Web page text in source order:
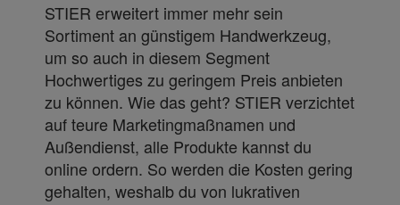
STIER erweitert immer mehr sein
Sortiment an günstigem Handwerkzeug,
um so auch in diesem Segment
Hochwertiges zu geringem Preis anbieten
zu können. Wie das geht? STIER verzichtet
auf teure Marketingmaßnamen und
Außendienst, alle Produkte kannst du
online ordern. So werden die Kosten gering
gehalten, weshalb du von lukrativen